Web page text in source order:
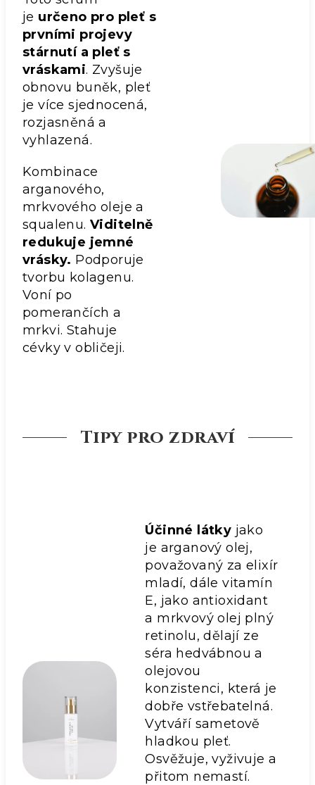
je určeno pro pleť s
prvními projevy
stárnutí a pleť s
vráskami. Zvyšuje
obnovu buněk, pleť
je více sjednocená,
rozjasněná a
vyhlazená.
Kombinace
arganového,
mrkvového oleje a
squalenu.Viditelně
redukuje jemné
vrásky. Podporuje
tvorbu kolagenu.
Voní po
pomerančích a
mrkvi. Stahuje
cévky v obličeji.
Tipy pro zdraví
Účinné látky jako
je arganový olej,
považovaný za elixír
mladí, dále vitamín
E, jako antioxidant
a mrkvový olej plný
retinolu, dělají ze
séra hedvábnou a
olejovou
konzistenci, která je
dobře vstřebatelná.
Vytváří sametově
hladkou pleť.
Osvěžuje, vyživuje a
přitom nemastí.